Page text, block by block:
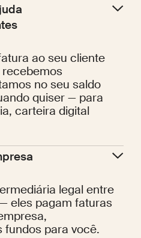
ao seu cliente
no seu saldo
quiser — para
carteira digital
legal entre
eles pagam faturas
fundos para você.